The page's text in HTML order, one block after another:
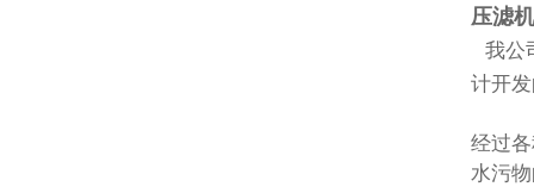
压滤
我公
计开
经过
水污